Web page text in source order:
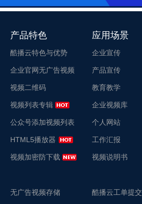
产品特色
酷播云特色与优势
企业官网无广告视频
视频二维码
视频列表专辑
公众号添加视频列表
HTML5播放器
视频加密防下载
无广告视频存储
应用场景
企业宣传
产品宣传
教育教学
企业视频库
个人网站
工作汇报
视频说明书
酷播云工单提交